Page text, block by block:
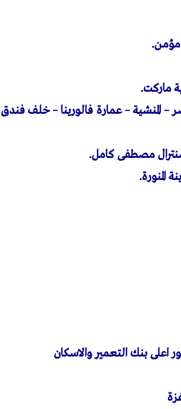
مؤمن.
ماركت.
النصر – المنشية – عمارة فالورينا – خلف فندق
مصطفى كامل.